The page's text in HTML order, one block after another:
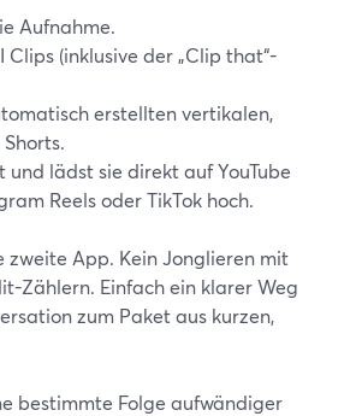
Aufnahme.
Clips (inklusive der „Clip that“-
erstellten vertikalen,
und lädst sie direkt auf YouTube
Reels oder TikTok hoch.
zweite App. Kein Jonglieren mit
Zählern. Einfach ein klarer Weg
zum Paket aus kurzen,
bestimmte Folge aufwändiger